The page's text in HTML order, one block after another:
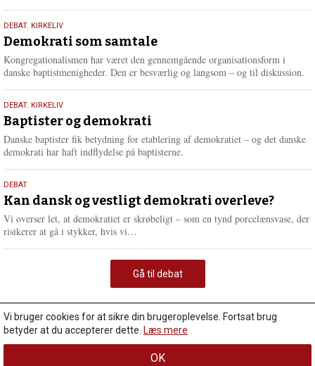
18.
maj
2026
DEBAT, KIRKELIV
Demokrati som samtale
Kongregationalismen har været den gennemgående organisationsform i
danske baptistmenigheder. Den er besværlig og langsom – og til diskussion.
18.
maj
2026
DEBAT, KIRKELIV
Baptister og demokrati
Danske baptister fik betydning for etablering af demokratiet – og det danske
demokrati har haft indflydelse på baptisterne.
18.
maj
2026
DEBAT
Kan dansk og vestligt demokrati overleve?
Vi overser let, at demokratiet er skrøbeligt – som en tynd porcelænsvase, der
risikerer at gå i stykker, hvis vi…
m
e
e
Gå til debat
Vi bruger cookies for at sikre din brugeroplevelse. Fortsat brug
betyder at du accepterer dette. Læs mere
OK